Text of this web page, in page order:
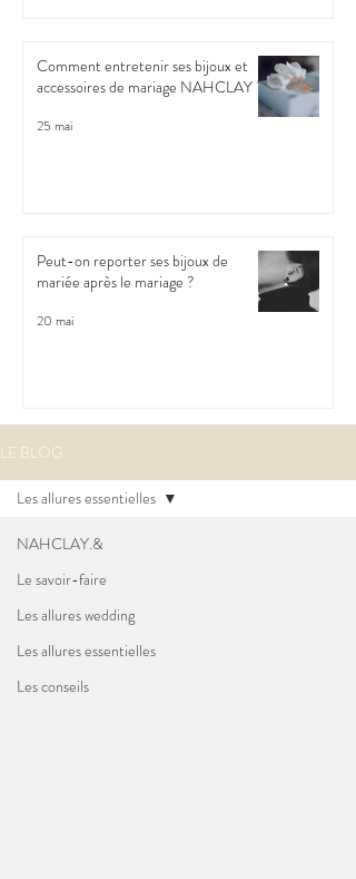
Comment entretenir ses bijoux et
accessoires de mariage NAHCLAY ?
25 mai
Peut-on reporter ses bijoux de
mariée après le mariage ?
20 mai
LE BLOG
NAHCLAY.&
Le savoir-faire
Les allures wedding
Les allures essentielles
Les conseils
Les allures essentielles